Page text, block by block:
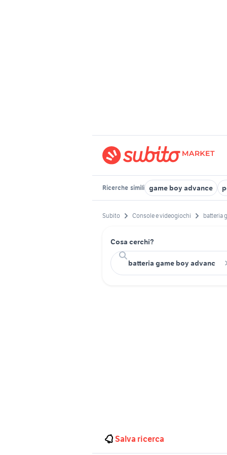
Ricerche simili game boy advance
Subito Console e videogiochi batteria
Cosa cerchi?
Salva ricerca